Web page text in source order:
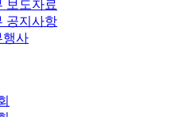
보도자료
공지사항
행사